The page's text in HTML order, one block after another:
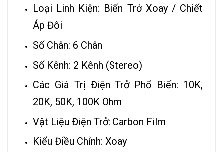
Loại Linh Kiện: Biến Trở Xoay / Chiết
Áp Đôi
Số Chân: 6 Chân
Số Kênh: 2 Kênh (Stereo)
Các Giá Trị Điện Trở Phổ Biến: 10K,
20K, 50K, 100K Ohm
Vật Liệu Điện Trở: Carbon Film
Kiểu Điều Chỉnh: Xoay